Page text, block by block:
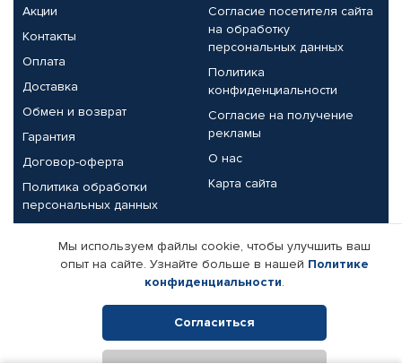
Акции
Контакты
Оплата
Доставка
Обмен и возврат
Гарантия
Договор-оферта
Политика обработки
персональных данных
Согласие посетителя сайта
на обработку
персональных данных
Политика
конфиденциальности
Согласие на получение
рекламы
О нас
Карта сайта
Партнерам
Корпоративным клиентам
Поставщикам
Реквизиты компании
Мы используем файлы cookie, чтобы улучшить ваш
опыт на сайте. Узнайте больше в нашей Политике
конфиденциальности.
Согласиться